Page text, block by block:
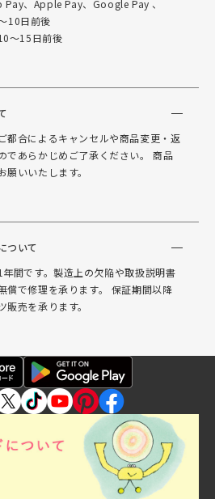
、Apple Pay、Google Pay 、
10日前後
～15日前後
都合によるキャンセルや商品変更・返
であらかじめご了承ください。 商品
いいたします。
ついて
間です。製造上の欠陥や取扱説明書
償で修理を承ります。 保証期間以降
売を承ります。